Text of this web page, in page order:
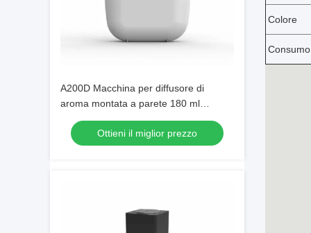
A200D Macchina per diffusore di
aroma montata a parete 180 ml
Diffusore automatico di aroma ad aria
fresca
Ottieni il miglior prezzo
Colore